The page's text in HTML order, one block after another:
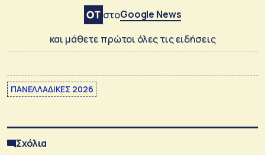
στοGoogle News
και μάθετε πρώτοι όλες τις ειδήσεις
ΠΑΝΕΛΛΑΔΙΚΕΣ 2026
Σχόλια